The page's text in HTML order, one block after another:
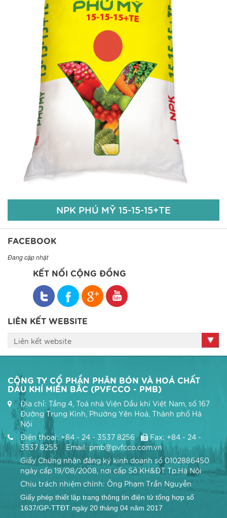
14% P2O5
14% K2O
Fe: 50ppm; Bo: 50ppm
Chi tiết
NPK PHÚ MỸ 15-15-15+TE
NPK PHÚ MỸ 15-15-15+TE
15% N
15% P2O5
Zn: 50 ppm; Bo: 50 ppm
Chi tiết
FACEBOOK
Đang cập nhật
KẾT NỐI CỘNG ĐỒNG
LIÊN KẾT WEBSITE
Liên kết website
CÔNG TY CỔ PHẦN PHÂN BÓN VÀ HOÁ CHẤT
DẦU KHÍ MIỀN BẮC (PVFCCO - PMB)
Địa chỉ: Tầng 4, Toà nhà Viện Dầu khí Việt Nam, số 167
Đường Trung Kính, Phường Yên Hoà, Thành phố Hà
Nội
Điện thoại: +84 - 24 - 3537 8256
Fax: +84 - 24 -
3537 8255 Email: pmb@pvfcco.com.vn
Giấy Chứng nhận đăng ký kinh doanh số 0102886450
ngày cấp 19/08/2008, nơi cấp Sở KH&ĐT Tp.Hà Nội
Chịu trách nhiệm chính: Ông Phạm Trần Nguyễn
Giấy phép thiết lập trang thông tin điện tử tổng hợp số
1637/GP-TTĐT ngày 20 tháng 04 năm 2017